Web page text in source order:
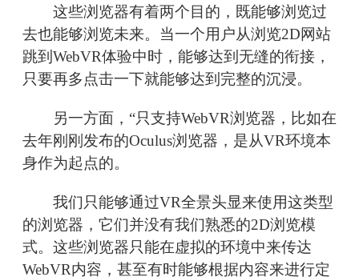
这些浏览器有着两个目的，既能够浏览过
去也能够浏览未来。当一个用户从浏览2D网站
跳到WebVR体验中时，能够达到无缝的衔接，
只要再多点击一下就能够达到完整的沉浸。
另一方面，“只支持WebVR浏览器，比如在
去年刚刚发布的Oculus浏览器，是从VR环境本
身作为起点的。
我们只能够通过VR全景头显来使用这类型
的浏览器，它们并没有我们熟悉的2D浏览模
式。这些浏览器只能在虚拟的环境中来传达
WebVR内容，甚至有时能够根据内容来进行定